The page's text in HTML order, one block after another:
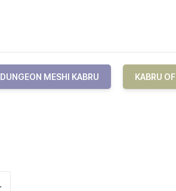
DUNGEON MESHI KABRU KABRU OF